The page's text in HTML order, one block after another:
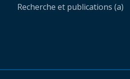
Recherche et publications (a)